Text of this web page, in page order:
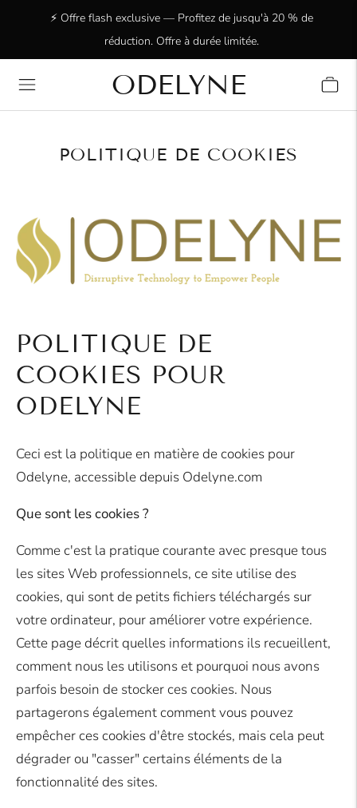
✨ Plus de 15 000 clients ravis ! Merci de nous faire
⚡ Offre flash exclusive — Profitez de jusqu'à 20 % de
réduction. Offre à durée limitée.
ODELYNE
POLITIQUE DE COOKIES
POLITIQUE DE
COOKIES POUR
ODELYNE
Ceci est la politique en matière de cookies pour
Odelyne, accessible depuis Odelyne.com
Que sont les cookies ?
Comme c'est la pratique courante avec presque tous
les sites Web professionnels, ce site utilise des
cookies, qui sont de petits fichiers téléchargés sur
votre ordinateur, pour améliorer votre expérience.
Cette page décrit quelles informations ils recueillent,
comment nous les utilisons et pourquoi nous avons
parfois besoin de stocker ces cookies. Nous
partagerons également comment vous pouvez
empêcher ces cookies d'être stockés, mais cela peut
dégrader ou "casser" certains éléments de la
fonctionnalité des sites.